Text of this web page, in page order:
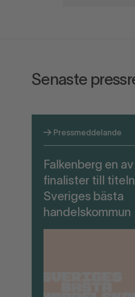
Senaste
Pressmeddelande
Falkenberg en
finalister till titeln
Sveriges bästa
handelskommun